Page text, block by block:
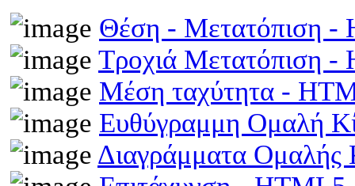
Θέση - Μετατόπιση -
Τροχιά Μετατόπιση -
Μέση ταχύτητα -
Ευθύγραμμη Ομαλή
Διαγράμματα